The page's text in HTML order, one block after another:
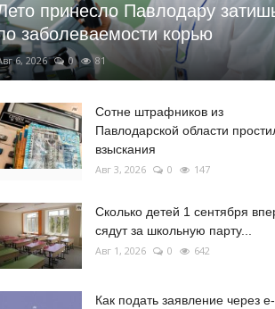
принесло Павлодару
заболеваемости корью
6, 2026 0 81
Сотне штрафников из
Павлодарской области
взыскания
Авг 3, 2026 0 147
Сколько детей 1 сентября
сядут за школьную парту...
Авг 1, 2026 0 642
Как подать заявление через e-